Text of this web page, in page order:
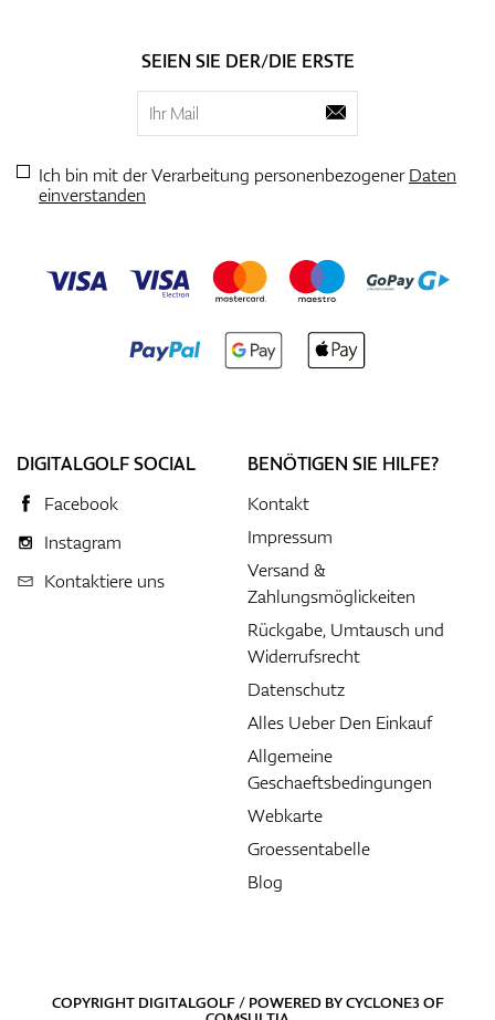
SEIEN SIE DER/DIE ERSTE
Ich bin mit der Verarbeitung personenbezogenerDaten
einverstanden
DIGITALGOLF SOCIAL
Facebook
Instagram
Kontaktiere uns
BENÖTIGEN SIE HILFE?
Kontakt
Impressum
Versand &
Zahlungsmöglickeiten
Rückgabe, Umtausch und
Widerrufsrecht
Datenschutz
Alles Ueber Den Einkauf
Allgemeine
Geschaeftsbedingungen
Webkarte
Groessentabelle
Blog
COPYRIGHT DIGITALGOLF / POWERED BYCYCLONE3OF